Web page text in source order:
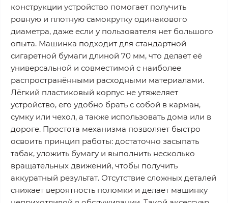
конструкции устройство помогает получить
ровную и плотную самокрутку одинакового
диаметра, даже если у пользователя нет большого
опыта. Машинка подходит для стандартной
сигаретной бумаги длиной 70 мм, что делает её
универсальной и совместимой с наиболее
распространёнными расходными материалами.
Лёгкий пластиковый корпус не утяжеляет
устройство, его удобно брать с собой в карман,
сумку или чехол, а также использовать дома или в
дороге. Простота механизма позволяет быстро
освоить принцип работы: достаточно засыпать
табак, уложить бумагу и выполнить несколько
вращательных движений, чтобы получить
аккуратный результат. Отсутствие сложных деталей
снижает вероятность поломки и делает машинку